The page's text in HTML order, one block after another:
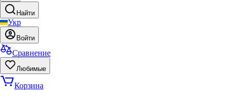
Найти
Укр
Войти
Сравнение
Любимые
Корзина